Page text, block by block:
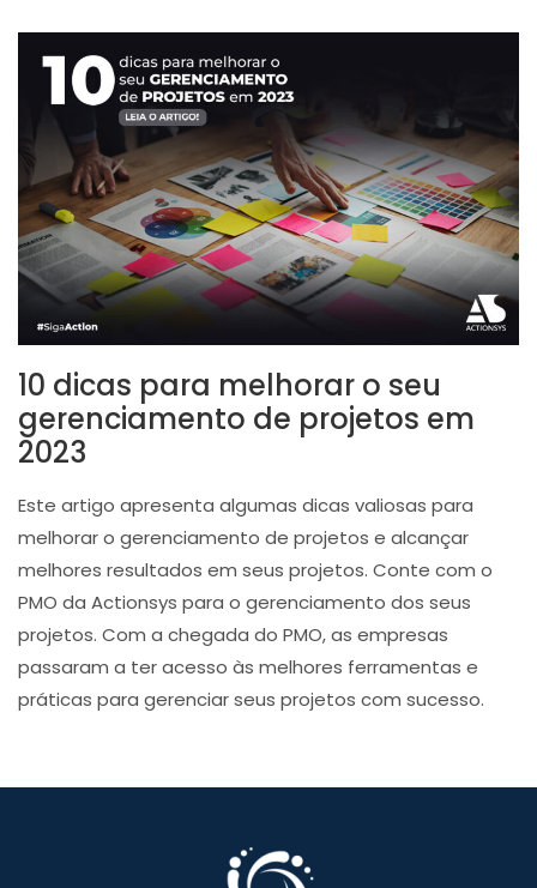
10 dicas para melhorar o seu
gerenciamento de projetos em
2023
Este artigo apresenta algumas dicas valiosas para
melhorar o gerenciamento de projetos e alcançar
melhores resultados em seus projetos. Conte com o
PMO da Actionsys para o gerenciamento dos seus
projetos. Com a chegada do PMO, as empresas
passaram a ter acesso às melhores ferramentas e
práticas para gerenciar seus projetos com sucesso.